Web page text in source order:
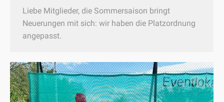
Liebe Mitglieder, die Sommersaison bringt
Neuerungen mit sich: wir haben die Platzordnung
angepasst.